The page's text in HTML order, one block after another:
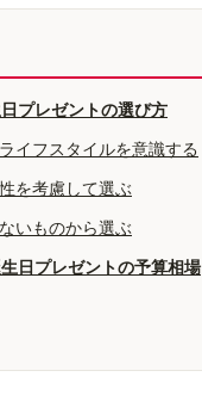
プレゼントの選び方
イフスタイルを意識する
を考慮して選ぶ
いものから選ぶ
日プレゼントの予算相場